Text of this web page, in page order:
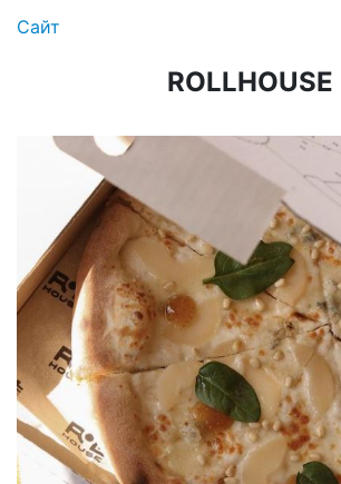
Сайт
ROLLHOUSE